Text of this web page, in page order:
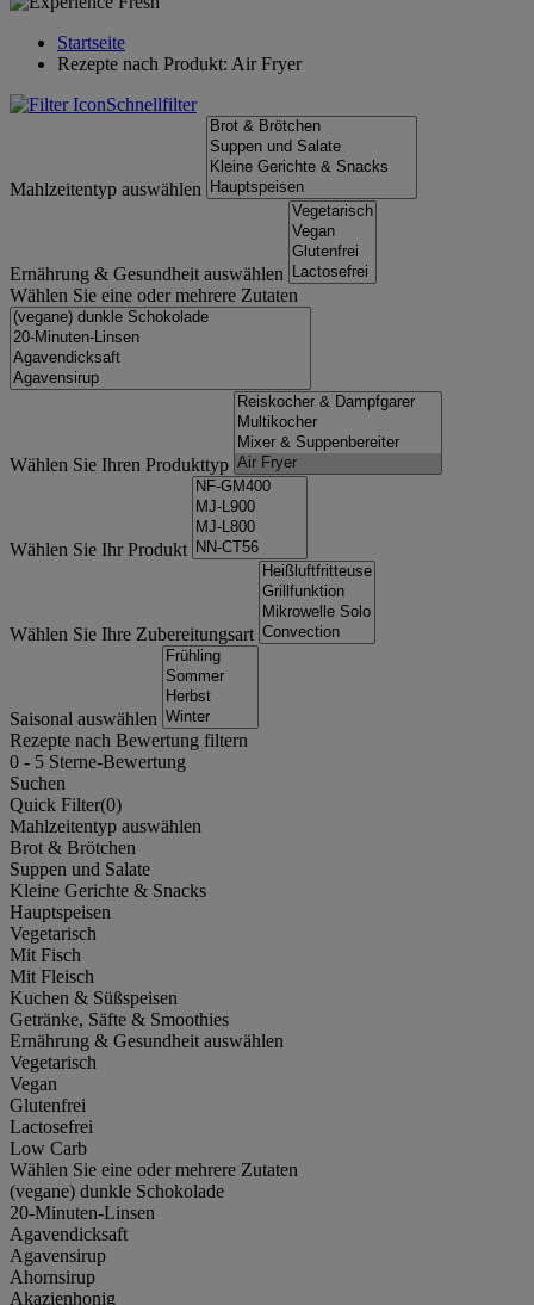
Startseite
Rezepte nach Produkt: Air Fryer
Schnellfilter
Mahlzeitentyp auswählen
Ernährung & Gesundheit auswählen
Wählen Sie eine oder mehrere Zutaten
Wählen Sie Ihren Produkttyp
Wählen Sie Ihr Produkt
Wählen Sie Ihre Zubereitungsart
Saisonal auswählen
Rezepte nach Bewertung filtern
0 - 5 Sterne-Bewertung
Suchen
Quick Filter(0)
Mahlzeitentyp auswählen
Brot & Brötchen
Suppen und Salate
Kleine Gerichte & Snacks
Hauptspeisen
Vegetarisch
Mit Fisch
Mit Fleisch
Kuchen & Süßspeisen
Getränke, Säfte & Smoothies
Ernährung & Gesundheit auswählen
Vegetarisch
Vegan
Glutenfrei
Lactosefrei
Low Carb
Wählen Sie eine oder mehrere Zutaten
(vegane) dunkle Schokolade
20-Minuten-Linsen
Agavendicksaft
Agavensirup
Ahornsirup
Akazienhonig